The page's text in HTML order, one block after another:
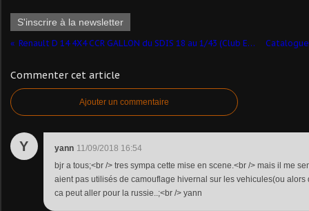
S'inscrire à la newsletter
Renault D 14 4X4 CCR GALLON du SDIS 18 au 1/43 (Club Eligor)
Commenter cet article
Ajouter un commentaire
Y yann 11/09/2018 16:54
bjr a tous;<br /> tres sympa cette mise en scene.<br /> mais il me
aient pas utilisés de camouflage hivernal sur les vehicules(ou alors
ca peut aller pour la russie..;<br /> yann